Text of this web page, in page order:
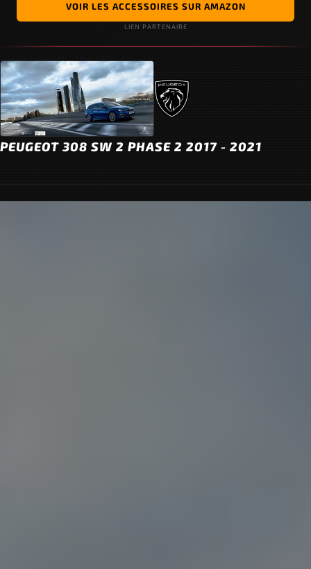
VOIR LES ACCESSOIRES SUR AMAZON
LIEN PARTENAIRE
PEUGEOT 308 SW 2 PHASE 2 2017 - 2021